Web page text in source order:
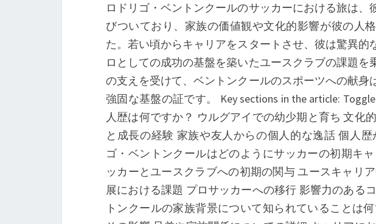
タ
ン
ク
ー
ル：
個
人
の
歴
史、
初
期
ロドリゴ・ベントンクールのサッカーにおける旅は
びついており、家族の価値観や文化的影響が彼の人
た。若い頃からキャリアをスタートさせ、彼は驚異的
ロとしての成功の基盤を築いたユースクラブの課題
の支えを受けて、ベントンクールのスポーツへの献身
強固な基盤の証です。 Key sections in the article:
人歴は何ですか？ ウルグアイでの幼少期と育ち 文化
と成長の経験 家族や友人からの個人的な逸話 個人
ゴ・ベントンクールはどのようにサッカーの初期キ
ッカーとユースクラブへの初期の関与 ユースキャリ
展における課題 プロサッカーへの移行 影響力のある
トンクールの家族背景について知られていることは